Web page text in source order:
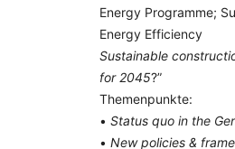
Energy Programme;
Energy Efficiency
Sustainable
for 2045?”
Themenpunkte:
• Status quo in the
• New policies &